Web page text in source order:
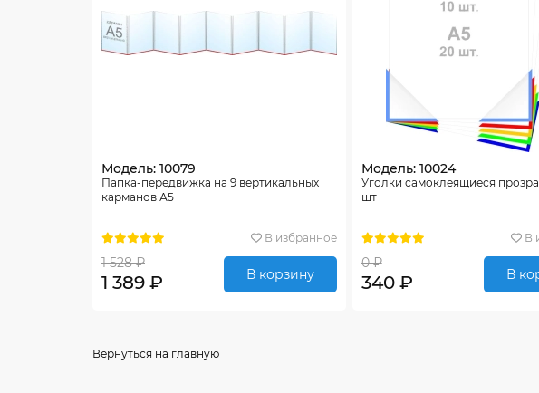
Модель: 10079
Папка-передвижка на 9 вертикальных
карманов А5
В избранное
1 528 ₽
1 389 ₽ В корзину
Модель: 10024
Уголки самоклеящиеся
шт
В
0 ₽
340 ₽ В
Вернуться на главную